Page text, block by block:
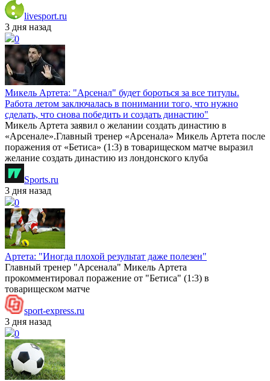
livesport.ru
3 дня назад
0
Микель Артета: "Арсенал" будет бороться за все титулы.
Работа летом заключалась в понимании того, что нужно
сделать, что снова победить и создать династию"
Микель Артета заявил о желании создать династию в
«Арсенале».Главный тренер «Арсенала» Микель Артета после
поражения от «Бетиса» (1:3) в товарищеском матче выразил
желание создать династию из лондонского клуба
Sports.ru
3 дня назад
0
Артета: "Иногда плохой результат даже полезен"
Главный тренер "Арсенала" Микель Артета
прокомментировал поражение от "Бетиса" (1:3) в
товарищеском матче
sport-express.ru
3 дня назад
0